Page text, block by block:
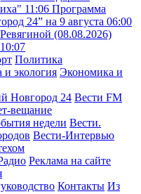
11:06 Программа
24” на 9 августа 06:00
(08.08.2026)
10:07
Политика
экология Экономика и
Новгород 24 Вести FM
вещание
недели Вести.
Вести-Интервью
Реклама на сайте
Контакты Из